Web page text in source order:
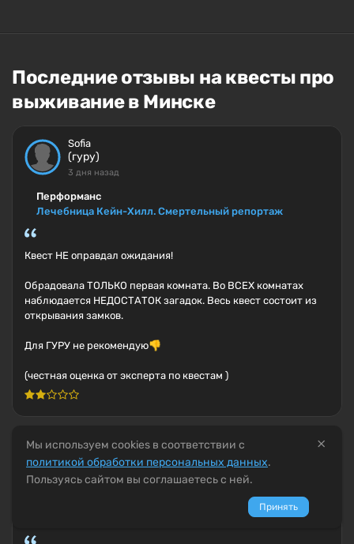
Последние отзывы на квесты про
выживание в Минске
Sofia
(гуру)
3 дня назад
Перформанс
Лечебница Кейн-Хилл. Смертельный репортаж
Квест НЕ оправдал ожидания!
Обрадовала ТОЛЬКО первая комната. Во ВСЕХ комнатах
наблюдается НЕДОСТАТОК загадок. Весь квест состоит из
открывания замков.
Для ГУРУ не рекомендую👎
(честная оценка от эксперта по квестам )
Екатерина Бородич
(новичок)
5 дней назад
×
Мы используем cookies в соответствии с
политикой обработки персональных данных.
Пользуясь сайтом вы соглашаетесь с ней.
Принять